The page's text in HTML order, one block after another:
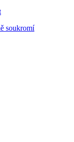
soukromí